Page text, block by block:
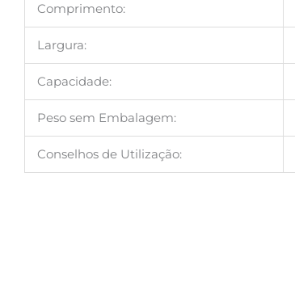
Comprimento:
Largura:
Capacidade:
Peso sem Embalagem:
Conselhos de Utilização: